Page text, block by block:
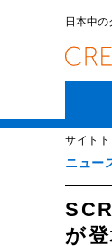
日本中
サイト
ニュー
が